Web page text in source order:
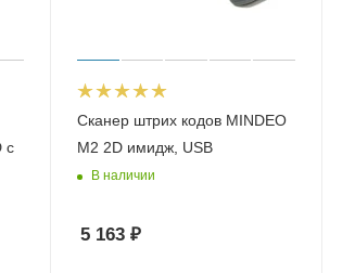
с
Сканер штрих кодов MINDEO
M2 2D имидж, USB
В наличии
5 163 ₽